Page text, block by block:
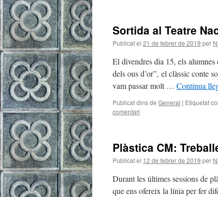
Sortida al Teatre
Publicat el 21 de febrer de 2019 per
El divendres dia 15, els
dels ous d’or”, el clàssic conte
vam passar molt … Continua
Publicat dins de General | Etiquetat
comentari
Plàstica CM:
Publicat el 12 de febrer de 2019 per
Durant les últimes sessions de
que ens ofereix la línia per fer